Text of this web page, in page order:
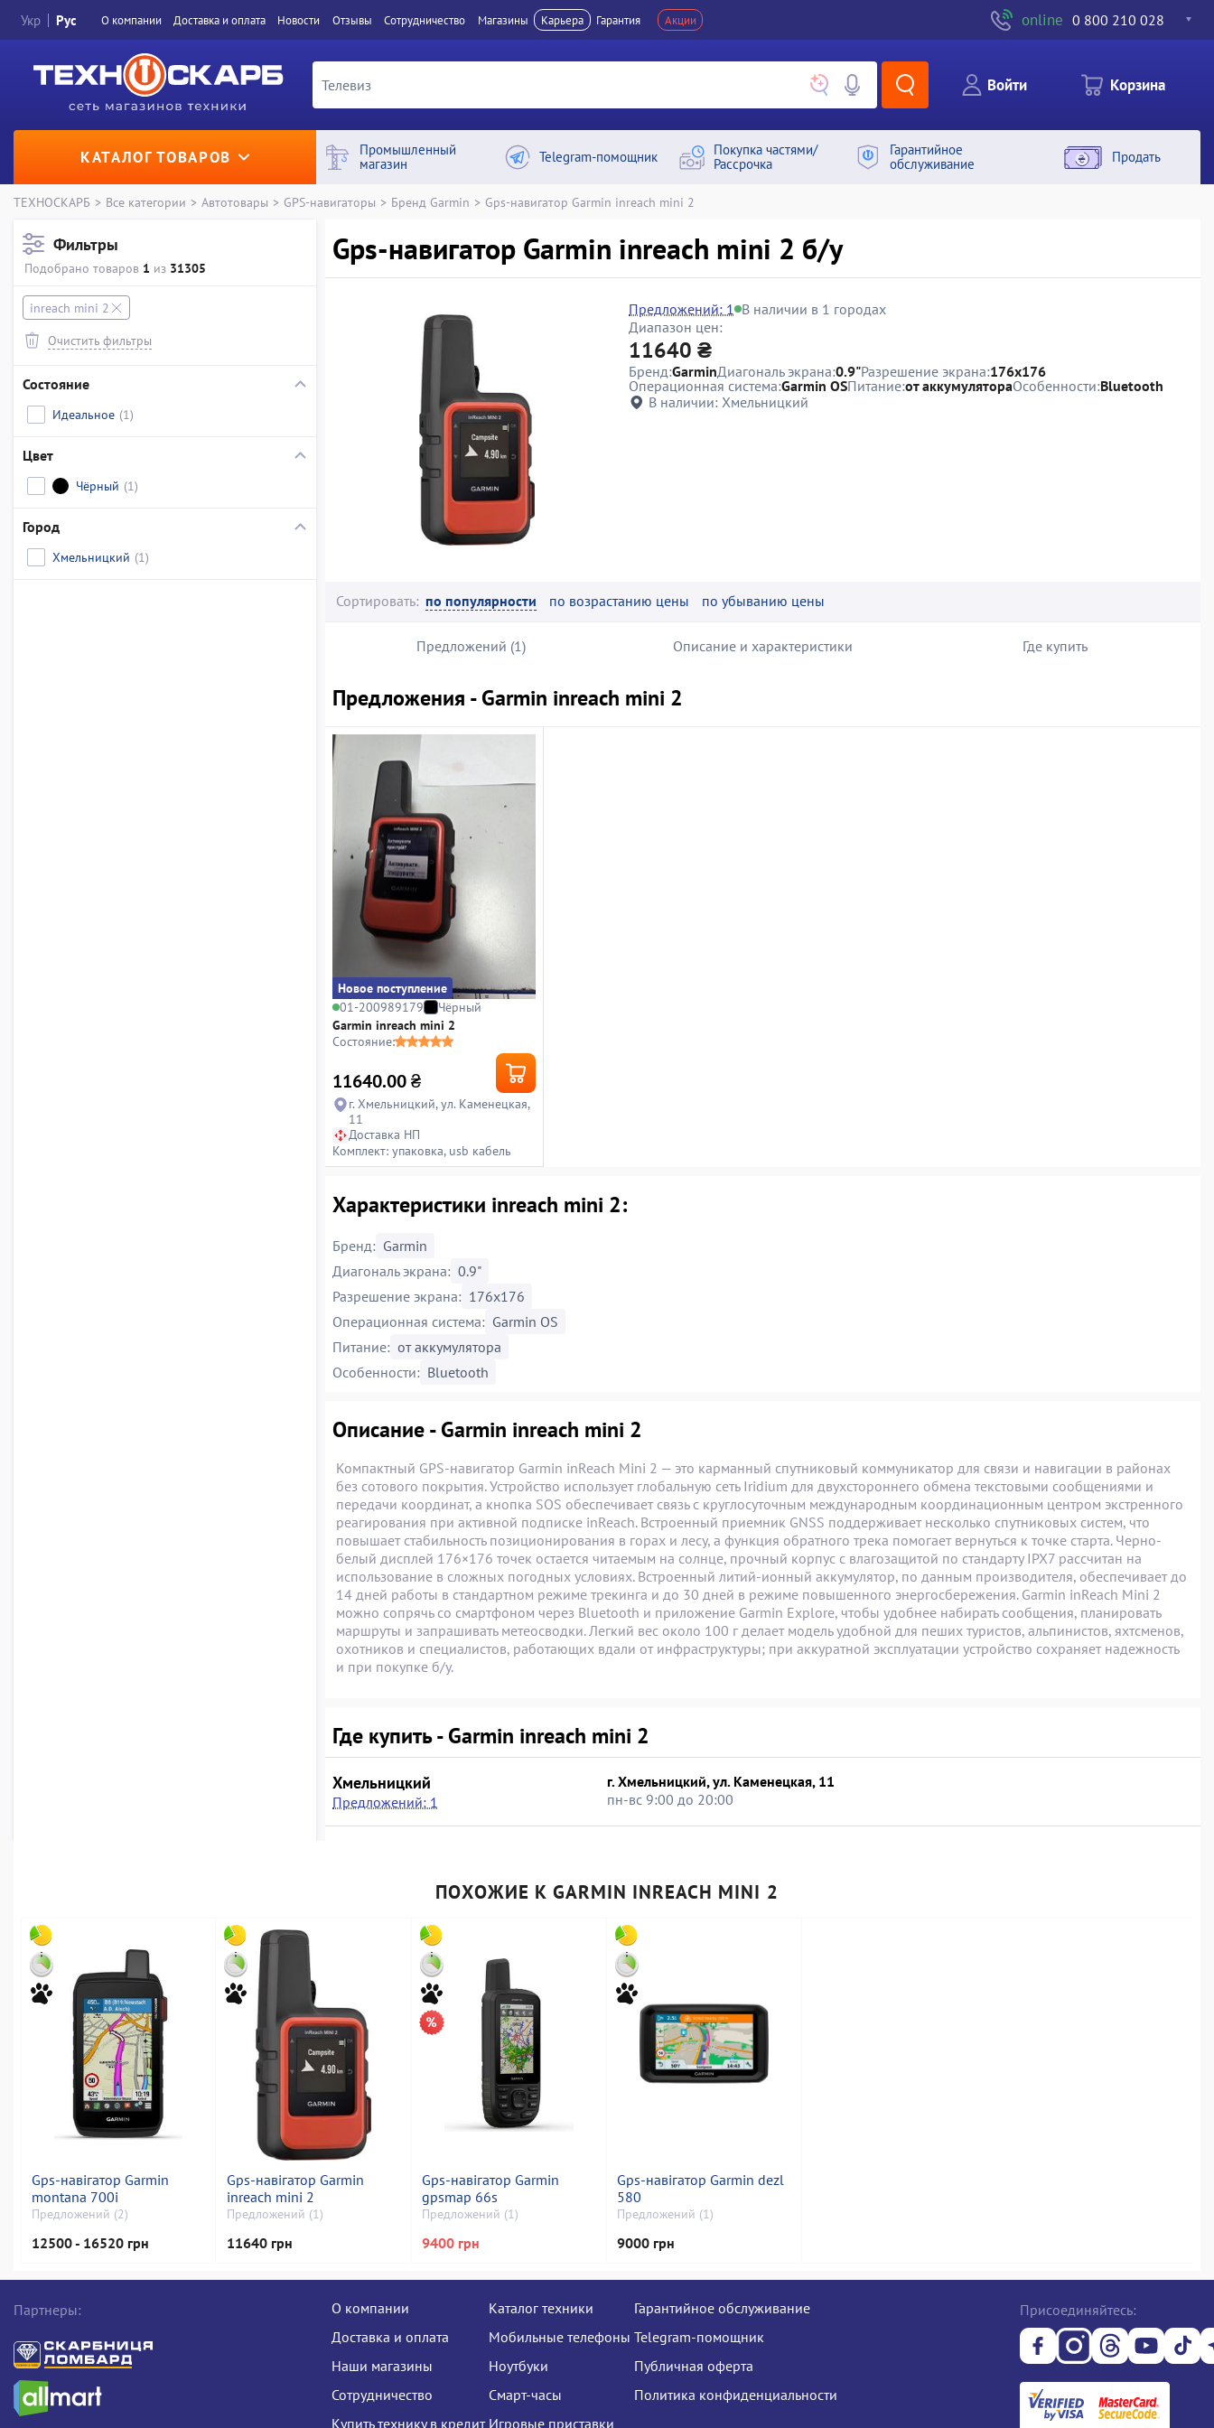
Укр Рус О компании Доставка и оплата Новости Отзывы Сотрудничество Магазины Карьера Гарантия Акции online 0 800 210 028
Войти Корзина
КАТАЛОГ ТОВАРОВ
Промышленный
магазин
Telegram-помощник
Покупка частями/
Рассрочка
Гарантийное
обслуживание
Продать
ТЕХНОСКАРБ > Все категории > Автотовары > GPS-навигаторы > Бренд Garmin > Gps-навигатор Garmin inreach mini 2
Фильтры
Подобрано товаров 1 из 31305
inreach mini 2
Очистить фильтры
Состояние
Идеальное (1)
Цвет
Чёрный (1)
Город
Хмельницкий (1)
Gps-навигатор Garmin inreach mini 2 б/у
Предложений: 1 В наличии в 1 городах
Диапазон цен:
11640 ₴
Бренд:GarminДиагональ экрана:0.9"Разрешение экрана:176x176
Операционная система:Garmin OSПитание:от аккумулятораОсобенности:Bluetooth
В наличии: Хмельницкий
Сортировать: по популярности по возрастанию цены по убыванию цены
Предложений (1) Описание и характеристики Где купить
Предложения - Garmin inreach mini 2
Новое поступление
01-200989179
Чёрный
Garmin inreach mini 2
Состояние:
11640.00₴
г. Хмельницкий, ул. Каменецкая,
11
Доставка НП
Комплект: упаковка, usb кабель
Характеристики inreach mini 2:
Бренд: Garmin
Диагональ экрана: 0.9"
Разрешение экрана: 176x176
Операционная система: Garmin OS
Питание: от аккумулятора
Особенности: Bluetooth
Описание - Garmin inreach mini 2
Компактный GPS-навигатор Garmin inReach Mini 2 — это карманный спутниковый коммуникатор для связи и навигации в районах
без сотового покрытия. Устройство использует глобальную сеть Iridium для двухстороннего обмена текстовыми сообщениями и
передачи координат, а кнопка SOS обеспечивает связь с круглосуточным международным координационным центром экстренного
реагирования при активной подписке inReach. Встроенный приемник GNSS поддерживает несколько спутниковых систем, что
повышает стабильность позиционирования в горах и лесу, а функция обратного трека помогает вернуться к точке старта. Черно-
белый дисплей 176×176 точек остается читаемым на солнце, прочный корпус с влагозащитой по стандарту IPX7 рассчитан на
использование в сложных погодных условиях. Встроенный литий-ионный аккумулятор, по данным производителя, обеспечивает до
14 дней работы в стандартном режиме трекинга и до 30 дней в режиме повышенного энергосбережения. Garmin inReach Mini 2
можно сопрячь со смартфоном через Bluetooth и приложение Garmin Explore, чтобы удобнее набирать сообщения, планировать
маршруты и запрашивать метеосводки. Легкий вес около 100 г делает модель удобной для пеших туристов, альпинистов, яхтсменов,
охотников и специалистов, работающих вдали от инфраструктуры; при аккуратной эксплуатации устройство сохраняет надежность
и при покупке б/у.
Где купить - Garmin inreach mini 2
Хмельницкий
Предложений: 1
г. Хмельницкий, ул. Каменецкая, 11
пн-вс 9:00 до 20:00
ПОХОЖИЕ К GARMIN INREACH MINI 2
Gps-навігатор Garmin
montana 700i
Предложений (2)
12500 - 16520 грн
Gps-навігатор Garmin
inreach mini 2
Предложений (1)
11640 грн
Gps-навігатор Garmin
gpsmap 66s
Предложений (1)
9400 грн
Gps-навігатор Garmin dezl
580
Предложений (1)
9000 грн
Партнеры:
О компании
Доставка и оплата
Наши магазины
Сотрудничество
Купить технику в кредит
Каталог техники
Мобильные телефоны
Ноутбуки
Смарт-часы
Игровые приставки
Гарантийное обслуживание
Telegram-помощник
Публичная оферта
Политика конфиденциальности
Присоединяйтесь: